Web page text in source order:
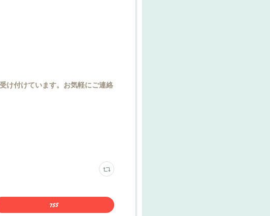
け付けています。お気軽にご連絡